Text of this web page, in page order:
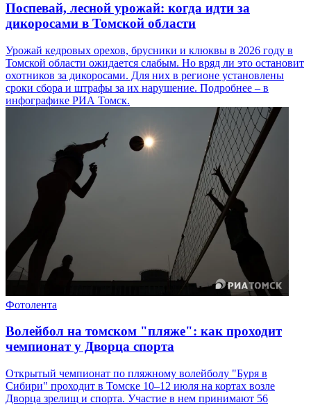
Поспевай, лесной урожай: когда идти за
дикоросами в Томской области
Урожай кедровых орехов, брусники и клюквы в 2026 году в
Томской области ожидается слабым. Но вряд ли это остановит
охотников за дикоросами. Для них в регионе установлены
сроки сбора и штрафы за их нарушение. Подробнее – в
инфографике РИА Томск.
Фотолента
Волейбол на томском "пляже": как проходит
чемпионат у Дворца спорта
Открытый чемпионат по пляжному волейболу "Буря в
Сибири" проходит в Томске 10–12 июля на кортах возле
Дворца зрелищ и спорта. Участие в нем принимают 56